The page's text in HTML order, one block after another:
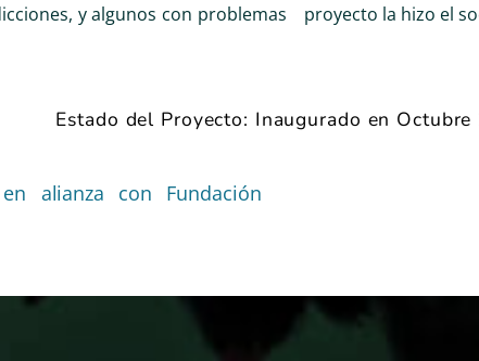
y algunos con problemas
proyecto la hizo el
Estado del Proyecto: Inaugurado en
alianza con Fundación